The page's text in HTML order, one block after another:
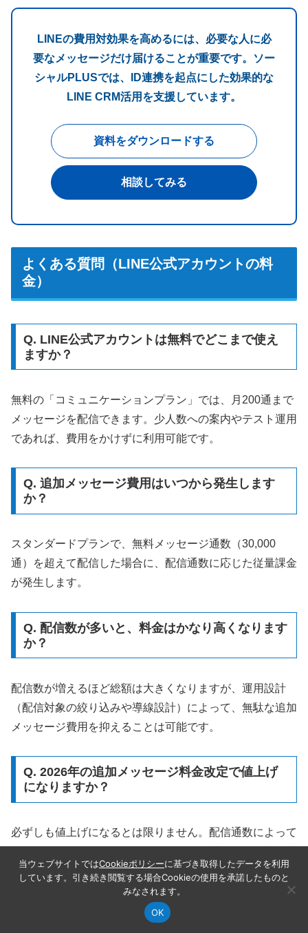
LINEの費用対効果を高めるには、必要な人に必
要なメッセージだけ届けることが重要です。ソー
シャルPLUSでは、ID連携を起点にした効果的な
LINE CRM活用を支援しています。
資料をダウンロードする
相談してみる
よくある質問（LINE公式アカウントの料
金）
Q. LINE公式アカウントは無料でどこまで使え
ますか？
無料の「コミュニケーションプラン」では、月200通まで
メッセージを配信できます。少人数への案内やテスト運用
であれば、費用をかけずに利用可能です。
Q. 追加メッセージ費用はいつから発生します
か？
スタンダードプランで、無料メッセージ通数（30,000
通）を超えて配信した場合に、配信通数に応じた従量課金
が発生します。
Q. 配信数が多いと、料金はかなり高くなります
か？
配信数が増えるほど総額は大きくなりますが、運用設計
（配信対象の絞り込みや導線設計）によって、無駄な追加
メッセージ費用を抑えることは可能です。
Q. 2026年の追加メッセージ料金改定で値上げ
になりますか？
必ずしも値上げになるとは限りません。配信通数によって
前に試算することが重要です。
LINE公式アカウントの料金設計｜ポイン
シェア
当ウェブサイトではCookieポリシーに基づき取得したデータを利用
しています。引き続き閲覧する場合Cookieの使用を承諾したものと
みなされます。
OK